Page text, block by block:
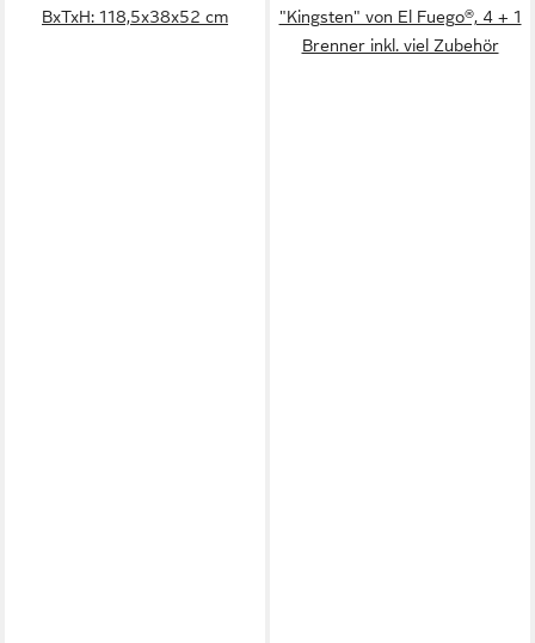
BxTxH: 118,5x38x52 cm
"Kingsten" von El Fuego®, 4 + 1
Brenner inkl. viel Zubehör